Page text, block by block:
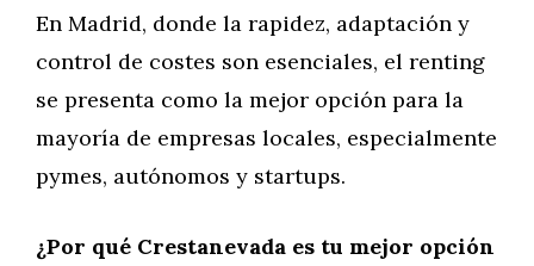
En Madrid, donde la rapidez, adaptación y
control de costes son esenciales, el renting
se presenta como la mejor opción para la
mayoría de empresas locales, especialmente
pymes, autónomos y startups.
¿Por qué Crestanevada es tu mejor opción